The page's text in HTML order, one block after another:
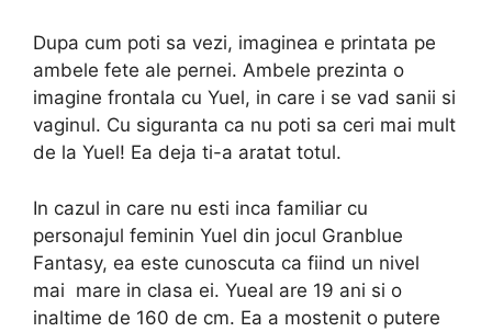
Dupa cum poti sa vezi, imaginea e printata pe
ambele fete ale pernei. Ambele prezinta o
imagine frontala cu Yuel, in care i se vad sanii si
vaginul. Cu siguranta ca nu poti sa ceri mai mult
de la Yuel! Ea deja ti-a aratat totul.
In cazul in care nu esti inca familiar cu
personajul feminin Yuel din jocul Granblue
Fantasy, ea este cunoscuta ca fiind un nivel
mai mare in clasa ei. Yueal are 19 ani si o
inaltime de 160 de cm. Ea a mostenit o putere